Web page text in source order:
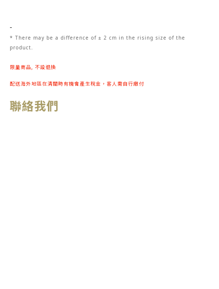
-
* There may be a difference of ± 2 cm in the rising size of the
product.
限量商品, 不設退換
配送海外地區在清關時有機會產生稅金，客人需自行繳付
聯絡我們